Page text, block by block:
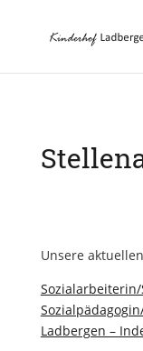
Unsere
Ladbergen –